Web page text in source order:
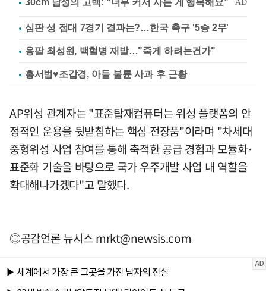
심판 성 접대 7경기 결과는?…한국 축구 '5승 2무'
응팔 최성원, 백혈병 재발…"죽게 하려는건가"
홍서범♥조갑경, 아들 불륜 사과 후 근황
AP위성 관계자는 "표준탑재컴퓨터는 위성 플랫폼의 안
정적인 운용을 뒷받침하는 핵심 전장품"이라며 "차세대
중형위성 사업 참여를 통해 축적한 공급 경험과 모듈화·
표준화 기술을 바탕으로 국가 우주개발 사업 내 역할을
확대해나가겠다"고 말했다.
◎공감언론 뉴시스mrkt@newsis.com